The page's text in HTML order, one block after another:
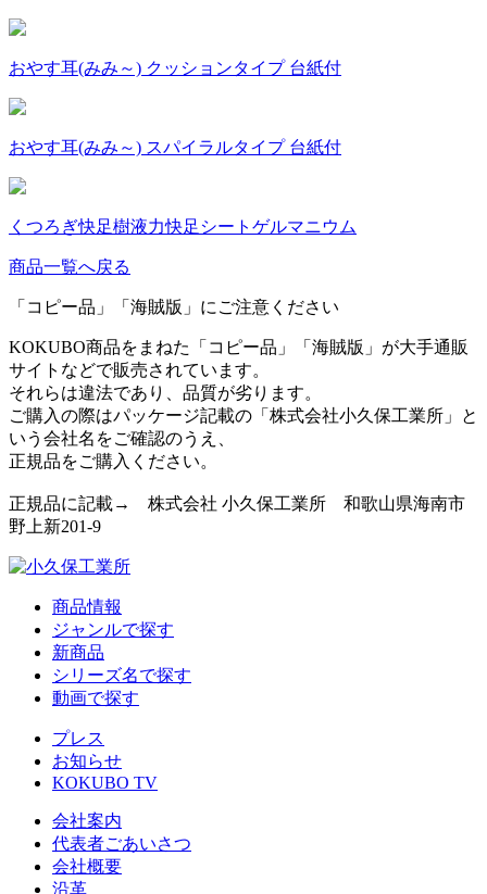
おやす耳(みみ～) クッションタイプ 台紙付
おやす耳(みみ～) スパイラルタイプ 台紙付
くつろぎ快足樹液力快足シートゲルマニウム
商品一覧へ戻る
「コピー品」「海賊版」にご注意ください
KOKUBO商品をまねた「コピー品」「海賊版」が大手通販
サイトなどで販売されています。
それらは違法であり、品質が劣ります。
ご購入の際はパッケージ記載の「株式会社小久保工業所」と
いう会社名をご確認のうえ、
正規品をご購入ください。
正規品に記載→ 株式会社 小久保工業所 和歌山県海南市
野上新201-9
商品情報
ジャンルで探す
新商品
シリーズ名で探す
動画で探す
プレス
お知らせ
KOKUBO TV
会社案内
代表者ごあいさつ
会社概要
沿革